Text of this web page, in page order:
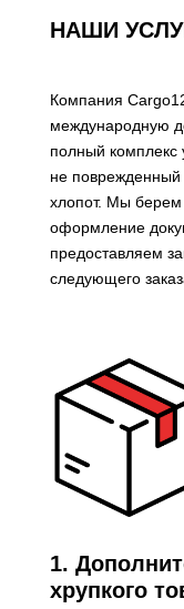
НАШИ
Компания
международную
полный комплекс
не поврежденный
хлопот. Мы берем
оформление
предоставляем
следующего
1.
хрупкого